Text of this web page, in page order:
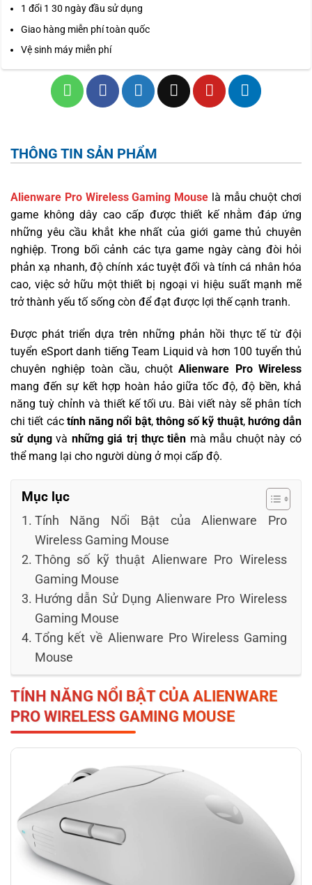
1 đổi 1 30 ngày đầu sử dụng
Giao hàng miễn phí toàn quốc
Vệ sinh máy miễn phí
THÔNG TIN SẢN PHẨM
Alienware Pro Wireless Gaming Mouse là mẫu chuột chơi
game không dây cao cấp được thiết kế nhằm đáp ứng
những yêu cầu khắt khe nhất của giới game thủ chuyên
nghiệp. Trong bối cảnh các tựa game ngày càng đòi hỏi
phản xạ nhanh, độ chính xác tuyệt đối và tính cá nhân hóa
cao, việc sở hữu một thiết bị ngoại vi hiệu suất mạnh mẽ
trở thành yếu tố sống còn để đạt được lợi thế cạnh tranh.
Được phát triển dựa trên những phản hồi thực tế từ đội
tuyển eSport danh tiếng Team Liquid và hơn 100 tuyển thủ
chuyên nghiệp toàn cầu, chuộtAlienware Pro Wireless
mang đến sự kết hợp hoàn hảo giữa tốc độ, độ bền, khả
năng tuỳ chỉnh và thiết kế tối ưu. Bài viết này sẽ phân tích
chi tiết các tính năng nổi bật, thông số kỹ thuật, hướng dẫn
sử dụngvà những giá trị thực tiễn mà mẫu chuột này có
thể mang lại cho người dùng ở mọi cấp độ.
Mục lục
Tính Năng Nổi Bật của Alienware Pro
Wireless Gaming Mouse
Thông số kỹ thuật Alienware Pro Wireless
Gaming Mouse
Hướng dẫn Sử Dụng Alienware Pro Wireless
Gaming Mouse
Tổng kết về Alienware Pro Wireless Gaming
Mouse
TÍNH NĂNG NỔI BẬT CỦA ALIENWARE
PRO WIRELESS GAMING MOUSE